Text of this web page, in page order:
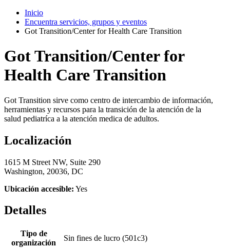
Inicio
Encuentra servicios, grupos y eventos
Got Transition/Center for Health Care Transition
Got Transition/Center for
Health Care Transition
Got Transition sirve como centro de intercambio de información,
herramientas y recursos para la transición de la atención de la
salud pediatríca a la atención medica de adultos.
Localización
1615 M Street NW, Suite 290
Washington, 20036, DC
Ubicación accesible: Yes
Detalles
Tipo de
organización
Sin fines de lucro (501c3)